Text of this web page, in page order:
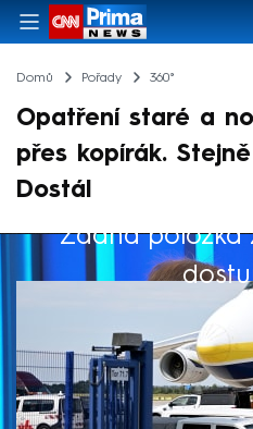
Domů Pořady 360°
Opatření staré a
přes kopírák.
Dostál
Žádná položka
Výběr redakce